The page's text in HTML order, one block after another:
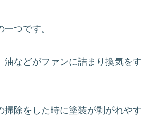
つです。
などがファンに詰まり換気をす
除をした時に塗装が剥がれやす